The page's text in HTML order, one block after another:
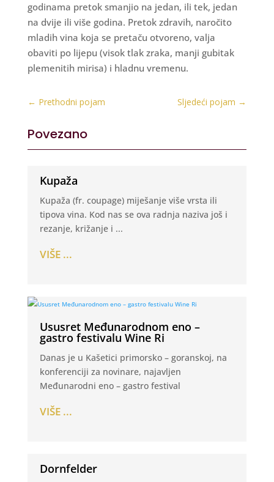
godinama pretok smanjio na jedan, ili tek, jedan
na dvije ili više godina. Pretok zdravih, naročito
mladih vina koja se pretaču otvoreno, valja
obaviti po lijepu (visok tlak zraka, manji gubitak
plemenitih mirisa) i hladnu vremenu.
← Prethodni pojam Sljedeći pojam →
Povezano
Kupaža
Kupaža (fr. coupage) miješanje više vrsta ili
tipova vina. Kod nas se ova radnja naziva još i
rezanje, križanje i ...
VIŠE ...
Ususret Međunarodnom eno –
gastro festivalu Wine Ri
Danas je u Kašetici primorsko – goranskoj, na
konferenciji za novinare, najavljen
Međunarodni eno – gastro festival
VIŠE ...
Dornfelder